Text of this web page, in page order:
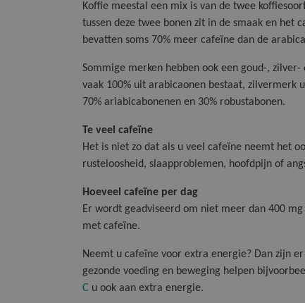
Koffie meestal een mix is van de twee
tussen deze twee bonen zit in de smaak en het
bevatten soms 70% meer cafeïne dan de
Sommige merken hebben ook een goud-,
vaak 100% uit arabicaonen bestaat, zilvermerk
70% ariabicabonenen en 30% robustabonen.
Te veel cafeïne
Het is niet zo dat als u veel cafeïne neemt het
rusteloosheid, slaapproblemen, hoofdpijn of
Hoeveel cafeïne per dag
Er wordt geadviseerd om niet meer dan 400
met cafeïne.
Neemt u cafeïne voor extra energie? Dan zijn
gezonde voeding en beweging helpen
C u ook aan extra energie.